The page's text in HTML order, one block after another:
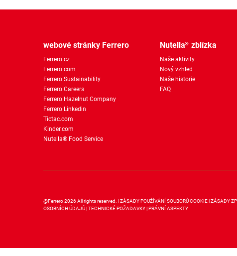
webové stránky Ferrero
Ferrero.cz
Ferrero.com
Ferrero Sustainability
Ferrero Careers
Ferrero Hazelnut Company
Ferrero Linkedin
Tictac.com
Kinder.com
Nutella® Food Service
Nutella® zblízka
Naše aktivity
Nový vzhled
Naše historie
FAQ
@Ferrero 2026 All rights reserved. ZÁSADY POUŽÍVÁNÍ SOUBORŮ COOKIE ZÁSADY
OSOBNÍCH ÚDAJŮ TECHNICKÉ POŽADAVKY PRÁVNÍ ASPEKTY